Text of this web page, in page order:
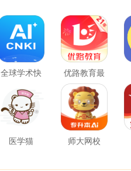
全球学术快
优路教育最
新版
医学猫 师大网校